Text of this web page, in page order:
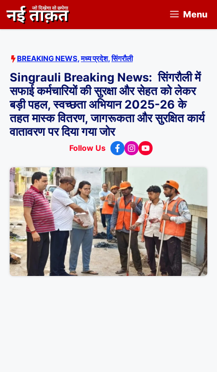
to
content
Menu
BREAKING NEWS,मध्य प्रदेश,सिंगरौली
Singrauli Breaking News: सिंगरौली में
सफाई कर्मचारियों की सुरक्षा और सेहत को लेकर
बड़ी पहल, स्वच्छता अभियान 2025-26 के
तहत मास्क वितरण, जागरूकता और सुरक्षित कार्य
वातावरण पर दिया गया जोर
Follow Us